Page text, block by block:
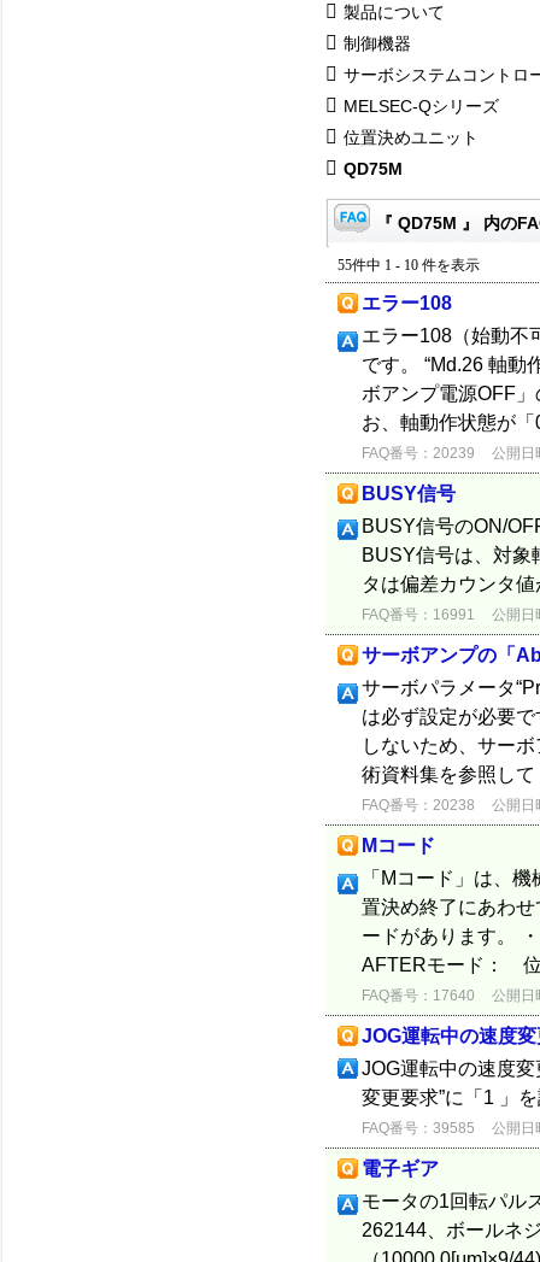
製品について
制御機器
サーボシステムコントロ
MELSEC-Qシリーズ
位置決めユニット
QD75M
『 QD75M 』 内の
55件中 1 - 10 件を表示
エラー108
エラー108（始動不
です。 “Md.26 軸動
ボアンプ電源OFF
お、軸動作状態が
FAQ番号：20239 公開日
BUSY信号
BUSY信号のON/
BUSY信号は、対象
タは偏差カウンタ
FAQ番号：16991 公開日
サーボアンプの「
サーボパラメータ
は必ず設定が必要
しないため、サー
術資料集を参照し
FAQ番号：20238 公開日
Mコード
「Mコード」は、
置決め終了にあわ
ードがあります。
AFTERモード：
FAQ番号：17640 公開日
JOG運転中の速度変
JOG運転中の速度
変更要求”に「1 」
FAQ番号：39585 公開日
電子ギア
モータの1回転パル
262144、ボール